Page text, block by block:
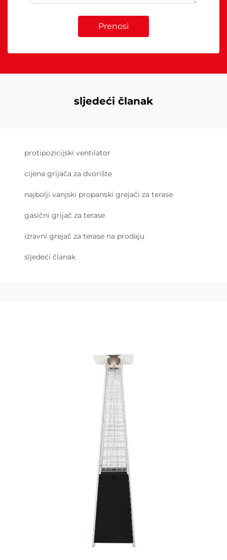
Prenosi
sljedeći članak
protipozicijski ventilator
cijena grijača za dvorište
najbolji vanjski propanski grejači za terase
gasični grijač za terase
izravni grejač za terase na prodaju
sljedeći članak